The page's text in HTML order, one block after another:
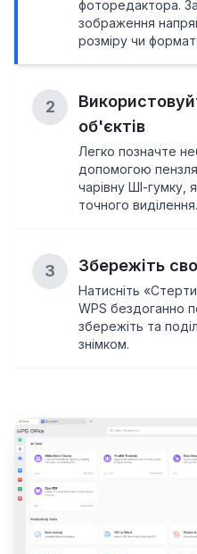
фоторедактора.
зображення
розміру чи
2
об'єктів
Легко позначте
допомогою
чарівну ШІ-гумку,
точного виділення.
3 Збережіть
Натисніть
WPS бездоганно
збережіть та
знімком.